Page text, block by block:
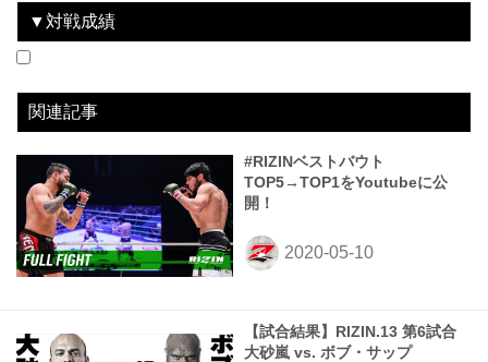
▼対戦成績
関連記事
#RIZINベストバウト
TOP5→TOP1をYoutubeに公
開！
【試合結果】RIZIN.13 第6試合
大砂嵐 vs. ボブ・サップ